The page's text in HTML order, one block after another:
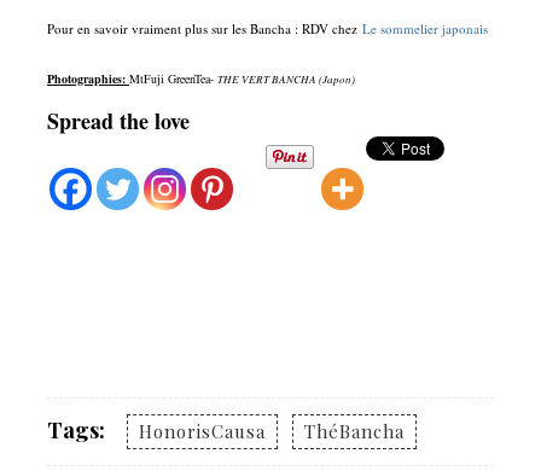
Pour en savoir vraiment plus sur les Bancha : RDV chez Le sommelier japonais
Photographies: MtFuji GreenTea- THE VERT BANCHA (Japon)
Spread the love
Tags: HonorisCausa ThéBancha